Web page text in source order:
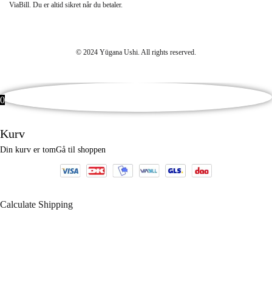
ViaBill. Du er altid sikret når du betaler.
© 2024 Yūgana Ushi. All rights reserved.
0
Kurv
Din kurv er tomGå til shoppen
Calculate Shipping